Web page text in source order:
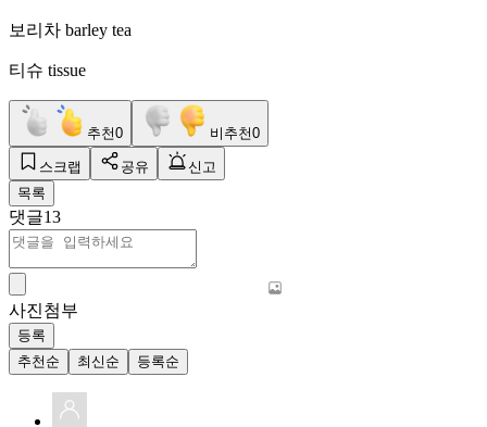
보리차 barley tea
티슈 tissue
추천0 비추천0
스크랩 공유
신고
목록
댓글13
사진첨부
등록
추천순
최신순 등록순